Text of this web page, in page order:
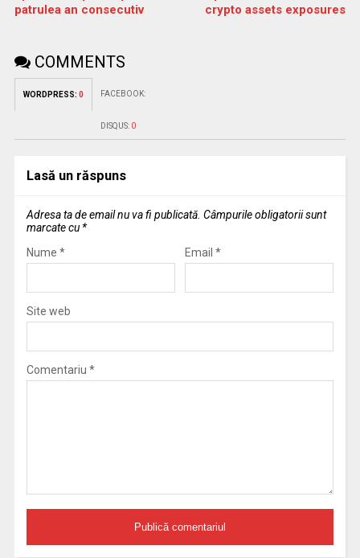
patrulea an consecutiv
crypto assets exposures
COMMENTS
WORDPRESS: 0 FACEBOOK:
DISQUS: 0
Lasă un răspuns
Adresa ta de email nu va fi publicată. Câmpurile obligatorii sunt
marcate cu *
Nume * Email *
Site web
Comentariu *